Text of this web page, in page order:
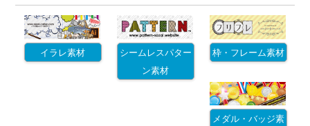
イラレ素材
シームレスパター
ン素材
枠・フレーム素材
メダル・バッジ素